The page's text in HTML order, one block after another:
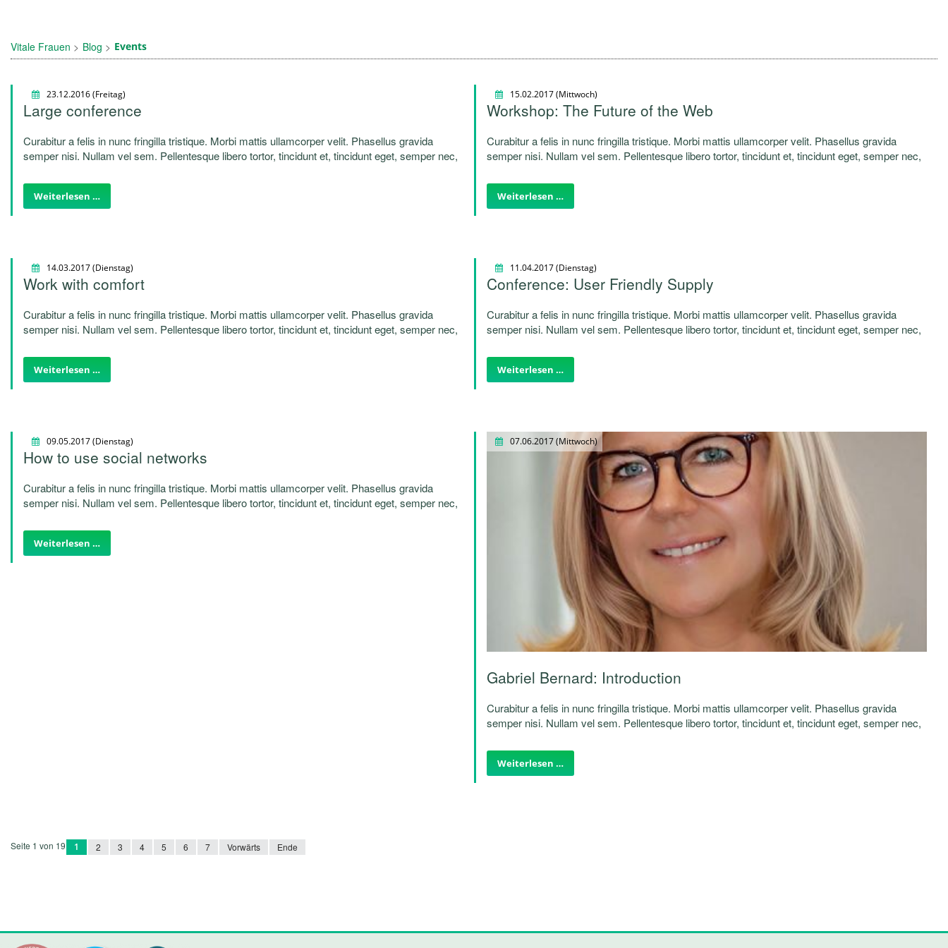
Vitale Frauen Blog Events
23.12.2016(Freitag)
Large conference
Curabitur a felis in nunc fringilla tristique. Morbi mattis ullamcorper velit. Phasellus gravida
semper nisi. Nullam vel sem. Pellentesque libero tortor, tincidunt et, tincidunt eget, semper nec,
Weiterlesen …
15.02.2017(Mittwoch)
Workshop: The Future of the Web
Curabitur a felis in nunc fringilla tristique. Morbi mattis ullamcorper velit. Phasellus gravida
semper nisi. Nullam vel sem. Pellentesque libero tortor, tincidunt et, tincidunt eget, semper nec,
Weiterlesen …
14.03.2017(Dienstag)
Work with comfort
Curabitur a felis in nunc fringilla tristique. Morbi mattis ullamcorper velit. Phasellus gravida
semper nisi. Nullam vel sem. Pellentesque libero tortor, tincidunt et, tincidunt eget, semper nec,
Weiterlesen …
11.04.2017(Dienstag)
Conference: User Friendly Supply
Curabitur a felis in nunc fringilla tristique. Morbi mattis ullamcorper velit. Phasellus gravida
semper nisi. Nullam vel sem. Pellentesque libero tortor, tincidunt et, tincidunt eget, semper nec,
Weiterlesen …
09.05.2017(Dienstag)
How to use social networks
Curabitur a felis in nunc fringilla tristique. Morbi mattis ullamcorper velit. Phasellus gravida
semper nisi. Nullam vel sem. Pellentesque libero tortor, tincidunt et, tincidunt eget, semper nec,
Weiterlesen …
07.06.2017(Mittwoch)
Gabriel Bernard: Introduction
Curabitur a felis in nunc fringilla tristique. Morbi mattis ullamcorper velit. Phasellus gravida
semper nisi. Nullam vel sem. Pellentesque libero tortor, tincidunt et, tincidunt eget, semper nec,
Weiterlesen …
Seite 1 von 19 1 2 3 4 5 6 7 Vorwärts Ende